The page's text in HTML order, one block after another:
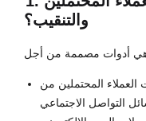
والتنقيب؟
العملاء المحتملين من
التواصل الاجتماعي